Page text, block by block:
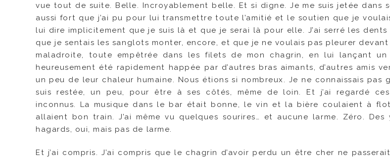
vue tout de suite. Belle. Incroyablement belle. Et si digne. Je me suis jetée dans
aussi fort que j’ai pu pour lui transmettre toute l’amitié et le soutien que je
lui dire implicitement que je suis là et que je serai là pour elle. J’ai serré les
que je sentais les sanglots monter, encore, et que je ne voulais pas pleurer devant
maladroite, toute empêtrée dans les filets de mon chagrin, en lui lançant un
heureusement été rapidement happée par d’autres bras aimants, d’autres amis
un peu de leur chaleur humaine. Nous étions si nombreux. Je ne connaissais pas
suis restée, un peu, pour être à ses côtés, même de loin. Et j’ai regardé ces
inconnus. La musique dans le bar était bonne, le vin et la bière coulaient à
allaient bon train. J’ai même vu quelques sourires… et aucune larme. Zéro.
hagards, oui, mais pas de larme.
Et j’ai compris. J’ai compris que le chagrin d’avoir perdu un être cher ne